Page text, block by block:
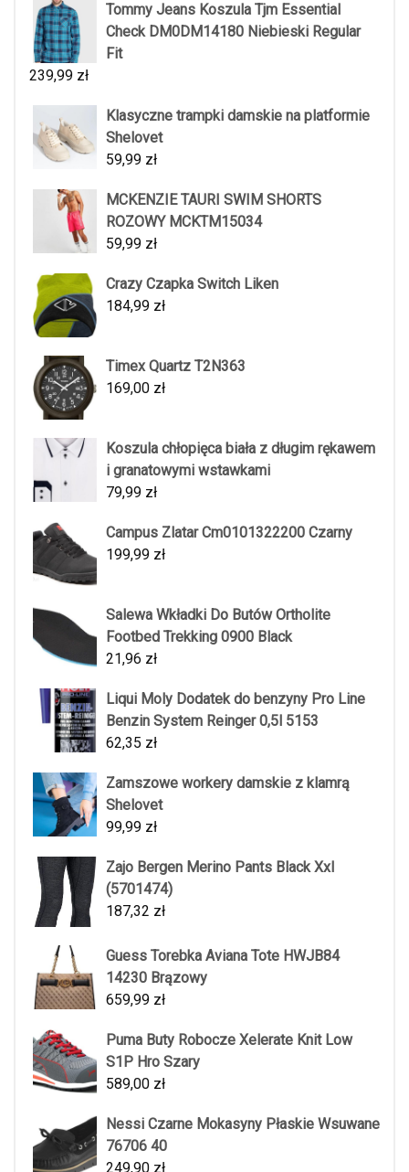
Tommy Jeans Koszula Tjm Essential
Check DM0DM14180 Niebieski Regular
Fit
239,99 zł
Klasyczne trampki damskie na platformie
Shelovet
59,99 zł
MCKENZIE TAURI SWIM SHORTS
ROZOWY MCKTM15034
59,99 zł
Crazy Czapka Switch Liken
184,99 zł
Timex Quartz T2N363
169,00 zł
Koszula chłopięca biała z długim rękawem
i granatowymi wstawkami
79,99 zł
Campus Zlatar Cm0101322200 Czarny
199,99 zł
Salewa Wkładki Do Butów Ortholite
Footbed Trekking 0900 Black
21,96 zł
Liqui Moly Dodatek do benzyny Pro Line
Benzin System Reinger 0,5l 5153
62,35 zł
Zamszowe workery damskie z klamrą
Shelovet
99,99 zł
Zajo Bergen Merino Pants Black Xxl
(5701474)
187,32 zł
Guess Torebka Aviana Tote HWJB84
14230 Brązowy
659,99 zł
Puma Buty Robocze Xelerate Knit Low
S1P Hro Szary
589,00 zł
Nessi Czarne Mokasyny Płaskie Wsuwane
76706 40
249,90 zł